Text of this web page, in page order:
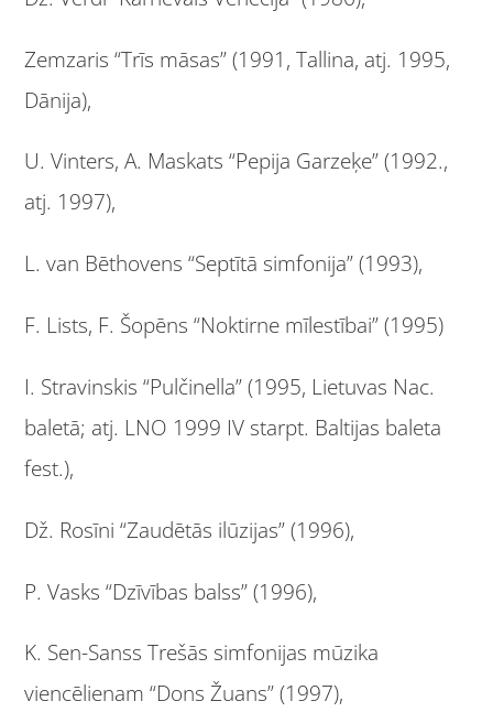
Zemzaris “Trīs māsas” (1991, Tallina, atj. 1995,
Dānija),
U. Vinters, A. Maskats “Pepija Garzeķe” (1992.,
atj. 1997),
L. van Bēthovens “Septītā simfonija” (1993),
F. Lists, F. Šopēns “Noktirne mīlestībai” (1995)
I. Stravinskis “Pulčinella” (1995, Lietuvas Nac.
baletā; atj. LNO 1999 IV starpt. Baltijas baleta
fest.),
Dž. Rosīni “Zaudētās ilūzijas” (1996),
P. Vasks “Dzīvības balss” (1996),
K. Sen-Sanss Trešās simfonijas mūzika
viencēlienam “Dons Žuans” (1997),